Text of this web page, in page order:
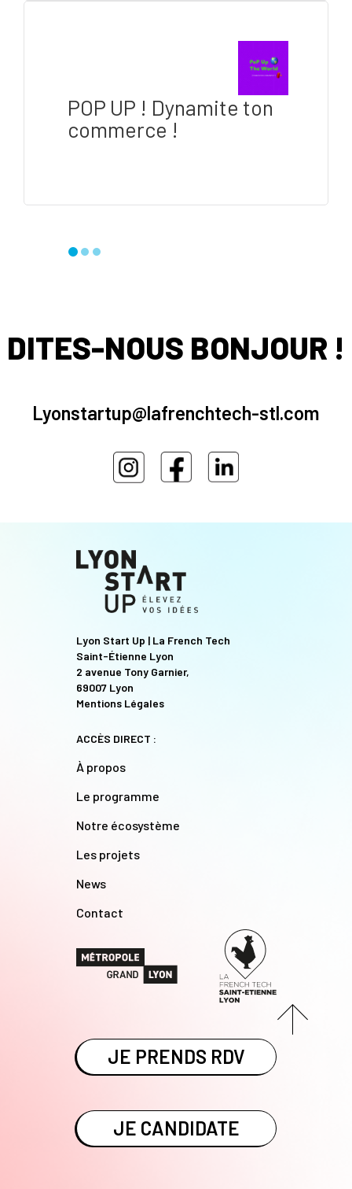
POP UP ! Dynamite ton
commerce !
DITES-NOUS BONJOUR !
Lyonstartup@lafrenchtech-stl.com
Lyon Start Up | La French Tech
Saint-Étienne Lyon
2 avenue Tony Garnier,
69007 Lyon
Mentions Légales
ACCÈS DIRECT :
À propos
Le programme
Notre écosystème
Les projets
News
Contact
JE PRENDS RDV
JE CANDIDATE